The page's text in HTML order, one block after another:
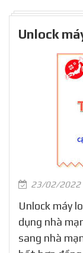
Unlock
23/02/2022
Unlock máy
dụng nhà
sang nhà